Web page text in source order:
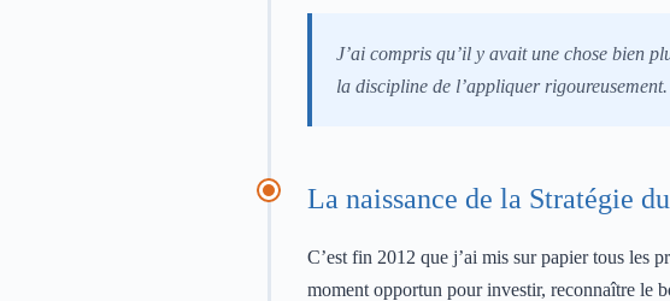
J’ai compris qu’il y avait une chose bien
la discipline de l’appliquer rigoureusement.
La naissance de la Stratégie
C’est fin 2012 que j’ai mis sur papier tous les
moment opportun pour investir, reconnaître le